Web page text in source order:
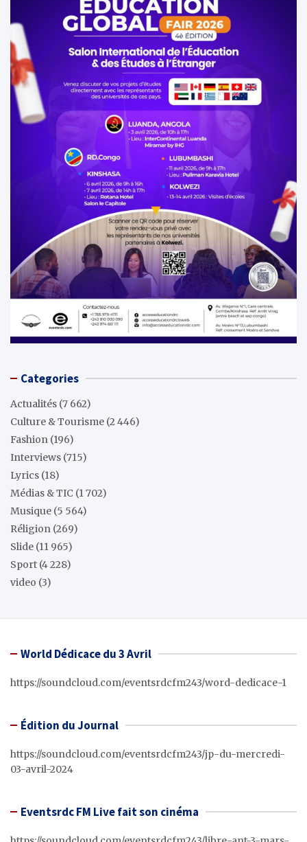
Categories
Actualités (7 662)
Culture & Tourisme (2 446)
Fashion (196)
Interviews (715)
Lyrics (18)
Médias & TIC (1 702)
Musique (5 564)
Réligion (269)
Slide (11 965)
Sport (4 228)
video (3)
World Dédicace du 3 Avril
https://soundcloud.com/eventsrdcfm243/word-dedicace-1
Édition du Journal
https://soundcloud.com/eventsrdcfm243/jp-du-mercredi-
03-avril-2024
Eventsrdc FM Live fait son cinéma